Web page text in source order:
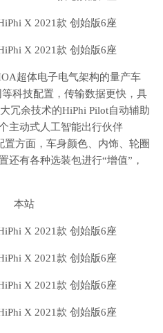
超体电子电气架构的量产车
科技配置，传输数据更快，具
冗余技术的HiPhi Pilot自动辅助
主动式人工智能出行伙伴
方面，车身颜色、内饰、轮圈
还有各种选装包进行“增值”，